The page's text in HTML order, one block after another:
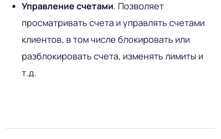
Управление счетами. Позволяет
просматривать счета и управлять счетами
клиентов, в том числе блокировать или
разблокировать счета, изменять лимиты и
т.д.